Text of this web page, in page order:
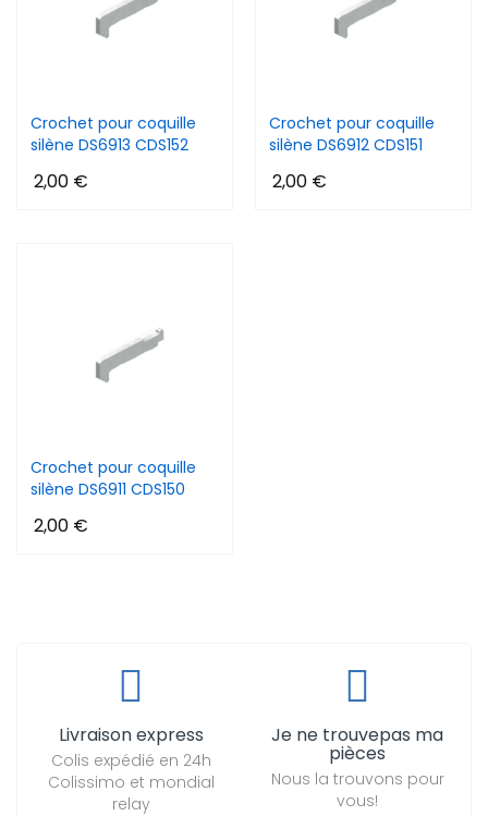
Crochet pour coquille
silène DS6913 CDS152
2,00 €
Crochet pour coquille
silène DS6912 CDS151
2,00 €
Crochet pour coquille
silène DS6911 CDS150
2,00 €
Livraison express
Colis expédié en 24h
Colissimo et mondial
relay
Je ne trouvepas ma
pièces
Nous la trouvons pour
vous!